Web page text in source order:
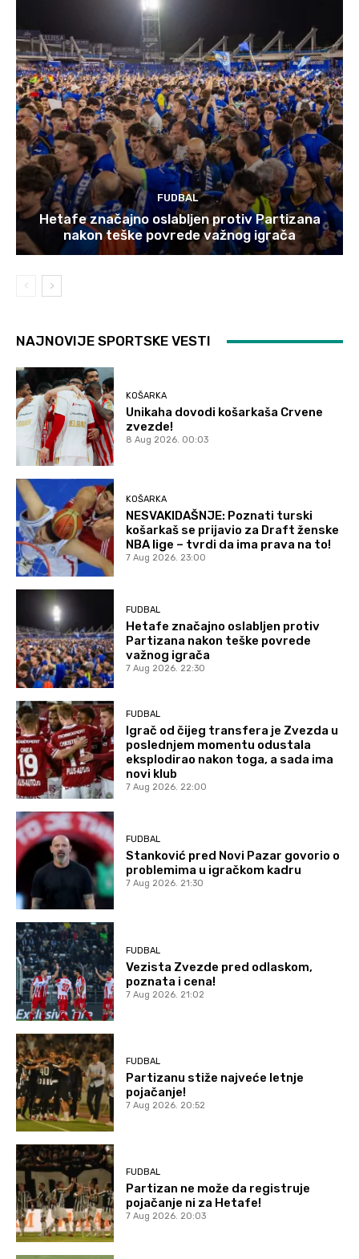
FUDBAL
Hetafe značajno oslabljen protiv Partizana
nakon teške povrede važnog igrača
NAJNOVIJE SPORTSKE VESTI
KOŠARKA
Unikaha dovodi košarkaša Crvene
zvezde!
8 Aug 2026. 00:03
KOŠARKA
NESVAKIDAŠNJE: Poznati turski
košarkaš se prijavio za Draft ženske
NBA lige – tvrdi da ima prava na to!
7 Aug 2026. 23:00
FUDBAL
Hetafe značajno oslabljen protiv
Partizana nakon teške povrede
važnog igrača
7 Aug 2026. 22:30
FUDBAL
Igrač od čijeg transfera je Zvezda u
poslednjem momentu odustala
eksplodirao nakon toga, a sada ima
novi klub
7 Aug 2026. 22:00
FUDBAL
Stanković pred Novi Pazar govorio o
problemima u igračkom kadru
7 Aug 2026. 21:30
FUDBAL
Vezista Zvezde pred odlaskom,
poznata i cena!
7 Aug 2026. 21:02
FUDBAL
Partizanu stiže najveće letnje
pojačanje!
7 Aug 2026. 20:52
FUDBAL
Partizan ne može da registruje
pojačanje ni za Hetafe!
7 Aug 2026. 20:03